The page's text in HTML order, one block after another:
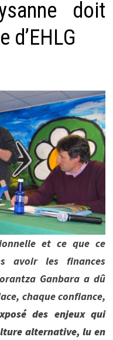
doit
et ce que ce
avoir les finances
Ganbara a dû
chaque confiance,
des enjeux qui
alternative, lu en